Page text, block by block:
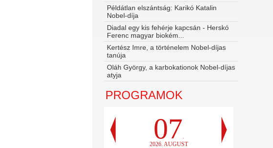
Példátlan elszántság: Karikó Katalin
Nobel-díja
Diadal egy kis fehérje kapcsán - Herskó
Ferenc magyar biokém...
Kertész Imre, a történelem Nobel-díjas
tanúja
Oláh György, a karbokationok Nobel-díjas
atyja
PROGRAMOK
07.
2026. AUGUST